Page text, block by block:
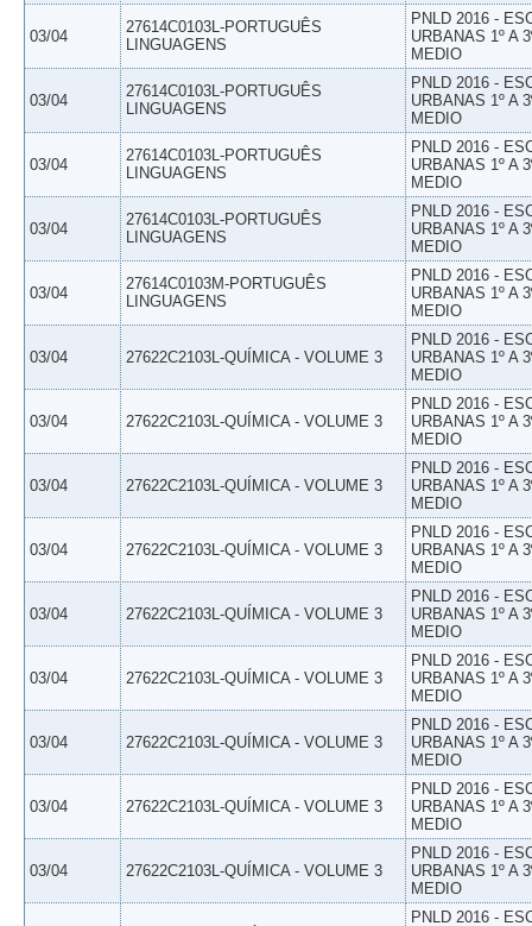
03/04
27614C0103L-PORTUGUÊS
LINGUAGENS
PNLD 2016 -
URBANAS 1º A
MEDIO
03/04
27614C0103L-PORTUGUÊS
LINGUAGENS
PNLD 2016 -
URBANAS 1º A
MEDIO
03/04
27614C0103L-PORTUGUÊS
LINGUAGENS
PNLD 2016 -
URBANAS 1º A
MEDIO
03/04
27614C0103L-PORTUGUÊS
LINGUAGENS
PNLD 2016 -
URBANAS 1º A
MEDIO
03/04
27614C0103M-PORTUGUÊS
LINGUAGENS
PNLD 2016 -
URBANAS 1º A
MEDIO
03/04 27622C2103L-QUÍMICA - VOLUME 3
PNLD 2016 -
URBANAS 1º A
MEDIO
03/04 27622C2103L-QUÍMICA - VOLUME 3
PNLD 2016 -
URBANAS 1º A
MEDIO
03/04 27622C2103L-QUÍMICA - VOLUME 3
PNLD 2016 -
URBANAS 1º A
MEDIO
03/04 27622C2103L-QUÍMICA - VOLUME 3
PNLD 2016 -
URBANAS 1º A
MEDIO
03/04 27622C2103L-QUÍMICA - VOLUME 3
PNLD 2016 -
URBANAS 1º A
MEDIO
03/04 27622C2103L-QUÍMICA - VOLUME 3
PNLD 2016 -
URBANAS 1º A
MEDIO
03/04 27622C2103L-QUÍMICA - VOLUME 3
PNLD 2016 -
URBANAS 1º A
MEDIO
03/04 27622C2103L-QUÍMICA - VOLUME 3
PNLD 2016 -
URBANAS 1º A
MEDIO
03/04 27622C2103L-QUÍMICA - VOLUME 3
PNLD 2016 -
URBANAS 1º A
MEDIO
PNLD 2016 -